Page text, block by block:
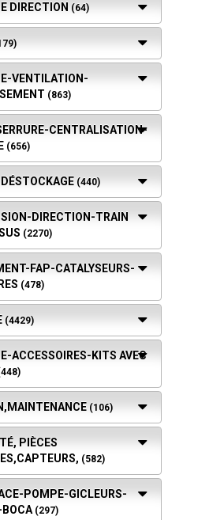
DIRECTION (64)
VENTILATION-
(863)
CENTRALISATION-
(656)
(440)
DIRECTION-TRAIN
(2270)
FAP-CATALYSEURS-
(478)
(4429)
ACCESSOIRES-KITS AVEC
(106)
PIÈCES
(582)
POMPE-GICLEURS-
(297)